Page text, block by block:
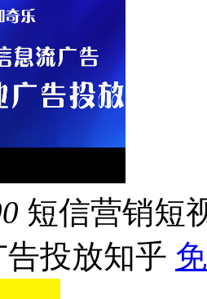
短信营销短
告投放知乎